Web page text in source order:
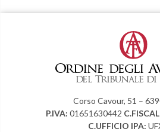
Corso Cavour, 51 –
P.IVA: 01651630442
C.UFFICIO IPA: